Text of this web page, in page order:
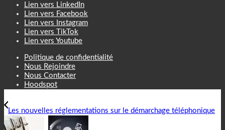
Lien vers LinkedIn
Lien vers Facebook
Lien vers Instagram
Lien vers TikTok
Lien vers Youtube
Politique de confidentialité
Nous Rejoindre
Nous Contacter
Hoodspot
Les nouvelles réglementations sur le démarchage téléphonique